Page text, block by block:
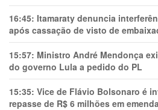
16:45: Itamaraty denuncia
após cassação de visto de
15:57: Ministro André Mendonça
do governo Lula a pedido do PL
15:35: Vice de Flávio Bolsonaro é
repasse de R$ 6 milhões em